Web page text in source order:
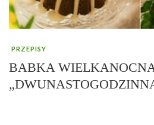
PRZEPISY
BABKA